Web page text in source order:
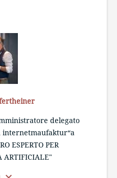
delegato
internetmaufaktur“a
ESPERTO PER
ARTIFICIALE"